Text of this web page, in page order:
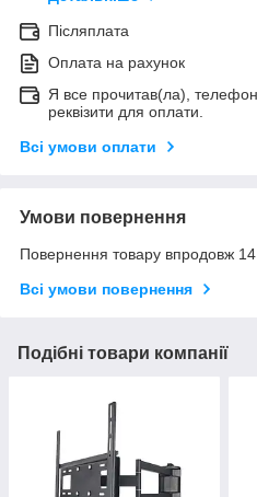
Післяплата
Оплата на рахунок
Я все прочитав(ла),
реквізити для оплати.
Всі умови оплати
Умови повернення
Повернення товару впродовж 14
Всі умови повернення
Подібні товари компанії